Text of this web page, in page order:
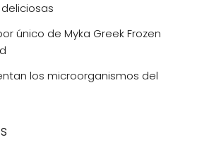
único de Myka Greek Frozen
los microorganismos del